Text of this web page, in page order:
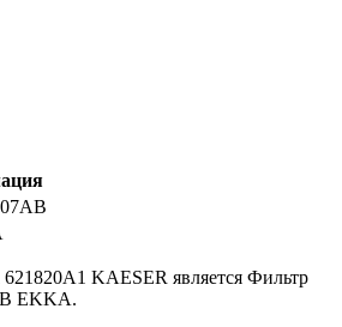
KAESER является Фильтр
EKKA.